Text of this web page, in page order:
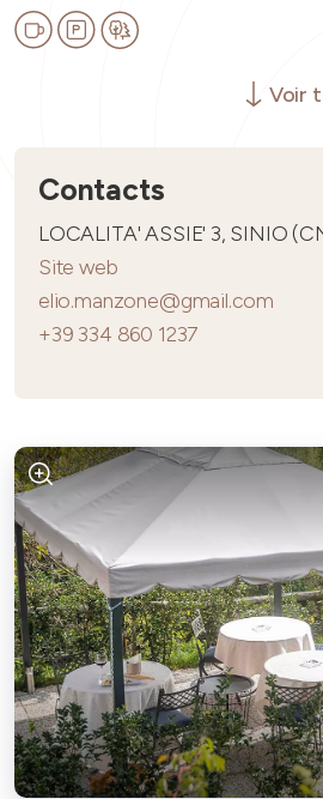
Voir
Contacts
LOCALITA' ASSIE' 3, SINIO
Site web
elio.manzone@gmail.com
+39 334 860 1237